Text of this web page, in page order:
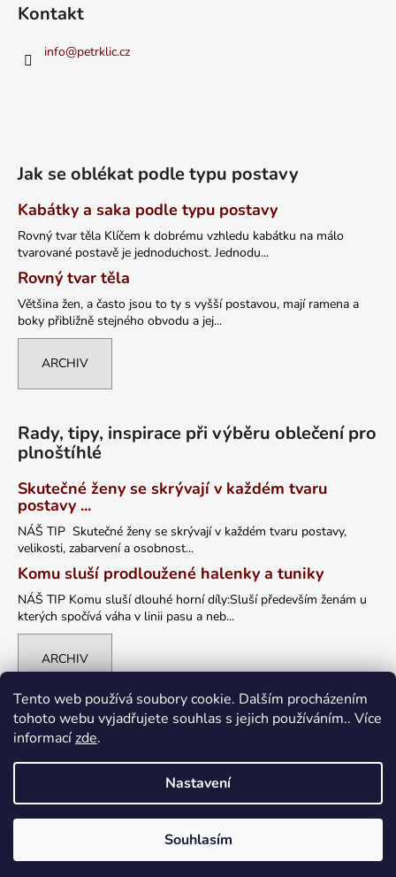
Tento web používá soubory cookie. Dalším procházením
tohoto webu vyjadřujete souhlas s jejich používáním.. Více
informacízde.
Nastavení
Souhlasím
Kontakt
info@petrklic.cz
Jak se oblékat podle typu postavy
Kabátky a saka podle typu postavy
Rovný tvar těla Klíčem k dobrému vzhledu kabátku na málo
tvarované postavě je jednoduchost. Jednodu...
Rovný tvar těla
Většina žen, a často jsou to ty s vyšší postavou, mají ramena a
boky přibližně stejného obvodu a jej...
ARCHIV
Rady, tipy, inspirace při výběru oblečení pro
plnoštíhlé
Skutečné ženy se skrývají v každém tvaru
postavy ...
NÁŠ TIP Skutečné ženy se skrývají v každém tvaru postavy,
velikosti, zabarvení a osobnost...
Komu sluší prodloužené halenky a tuniky
NÁŠ TIP Komu sluší dlouhé horní díly:Sluší především ženám u
kterých spočívá váha v linii pasu a neb...
ARCHIV
petrklic.cz. Všechna práva vyhrazena.